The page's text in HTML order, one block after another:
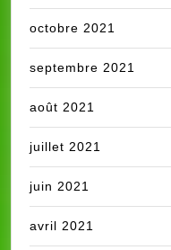
octobre 2021
septembre 2021
août 2021
juillet 2021
juin 2021
avril 2021